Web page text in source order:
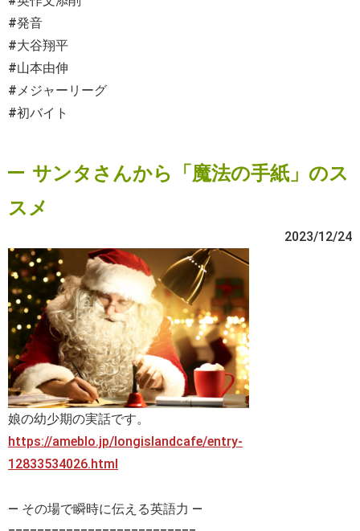
#発音
#大谷翔平
#山本由伸
#メジャーリーグ
#初バイト
サンタさんから「魔法の手紙」のス
スメ
2023/12/24
娘の幼少期の実話です。
https://ameblo.jp/longislandcafe/entry-
12833534026.html
— その場で瞬時に伝える英語力 —